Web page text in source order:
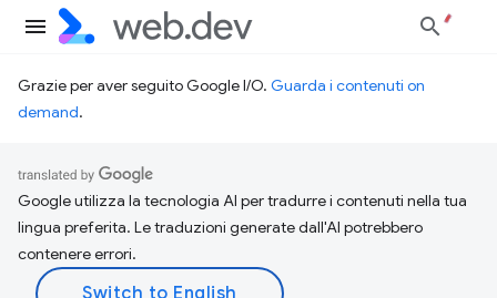
Grazie per aver seguito Google I/O. Guarda i contenuti on
demand.
Google utilizza la tecnologia AI per tradurre i contenuti nella tua
lingua preferita. Le traduzioni generate dall'AI potrebbero
contenere errori.